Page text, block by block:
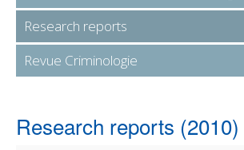
Research reports
Revue Criminologie
Research reports (2010)